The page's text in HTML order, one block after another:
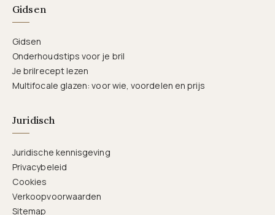
Gidsen
Gidsen
Onderhoudstips voor je bril
Je brilrecept lezen
Multifocale glazen: voor wie, voordelen en prijs
Juridisch
Juridische kennisgeving
Privacybeleid
Cookies
Verkoopvoorwaarden
Sitemap